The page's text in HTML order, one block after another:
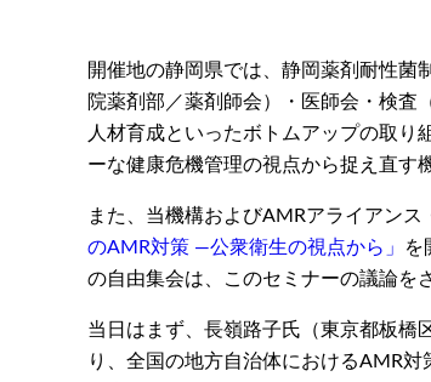
開催地の静岡県では、静岡薬剤耐性菌
院薬剤部／薬剤師会）・医師会・検査
人材育成といったボトムアップの取り
ーな健康危機管理の視点から捉え直す
また、当機構およびAMRアライアン
のAMR対策 ―公衆衛生の視点から」
を
の自由集会は、このセミナーの議論を
当日はまず、長嶺路子氏（東京都板橋
り、全国の地方自治体におけるAMR